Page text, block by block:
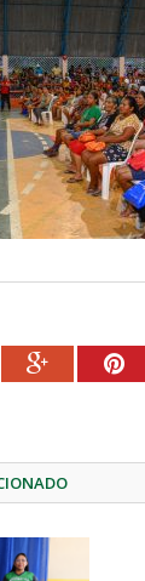
Google+